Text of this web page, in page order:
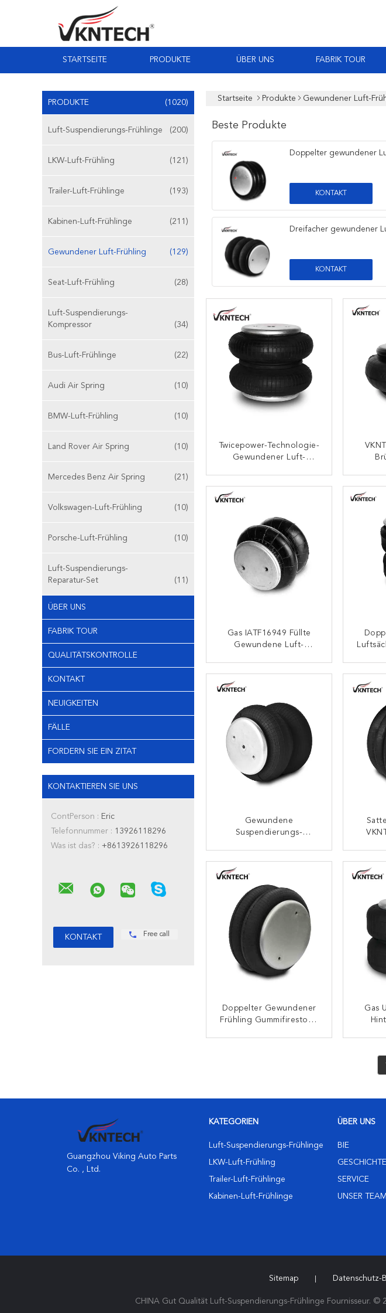
STARTSEITE PRODUKTE ÜBER UNS FABRIK TOUR
PRODUKTE (1020)
Luft-Suspendierungs-Frühlinge (200)
LKW-Luft-Frühling (121)
Trailer-Luft-Frühlinge (193)
Kabinen-Luft-Frühlinge (211)
Gewundener Luft-Frühling (129)
Seat-Luft-Frühling (28)
Luft-Suspendierungs-
Kompressor
(34)
Bus-Luft-Frühlinge (22)
Audi Air Spring (10)
BMW-Luft-Frühling (10)
Land Rover Air Spring (10)
Mercedes Benz Air Spring (21)
Volkswagen-Luft-Frühling (10)
Porsche-Luft-Frühling (10)
Luft-Suspendierungs-
Reparatur-Set
(11)
ÜBER UNS
FABRIK TOUR
QUALITÄTSKONTROLLE
KONTAKT
NEUIGKEITEN
FÄLLE
FORDERN SIE EIN ZITAT
KONTAKTIEREN SIE UNS
ContPerson : Eric
Telefonnummer : 13926118296
Was ist das? : +8613926118296
Free call
Startseite Produkte Gewundener Luft-
Beste Produkte
Doppelter gewundener
KONTAKT
Dreifacher gewundener
KONTAKT
Twicepower-Technologie-
Gewundener Luft-
KONTAKT
Gas IATF16949 Füllte
Gewundene Luft-
KONTAKT
Gewundene
Suspendierungs-
Frühlings-2B9-201
KONTAKT
Doppelter Gewundener
Frühling Gummifirestone
Gas
Guangzhou Viking Auto Parts
Co. , Ltd.
KATEGORIEN
Luft-Suspendierungs-Frühlinge
LKW-Luft-Frühling
Trailer-Luft-Frühlinge
Kabinen-Luft-Frühlinge
ÜBER UNS
BIE
GESCHICHTE
SERVICE
UNSER TEAM
Sitemap Datenschutz-
CHINA Gut Qualität Luft-Suspendierungs-Frühlinge Fournisseur. ©